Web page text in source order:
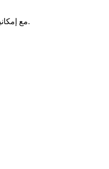
مع إمکانیة التسوق المباشر فی دبی، والتوصیل المجانی داخل الإمارات العربیة المتحدة، وخدمة الشحن الدولی إلى أکثر من 130 دولة حول العالم، نوفر لکم تجربة تسوق آمنة وبدون حدود.